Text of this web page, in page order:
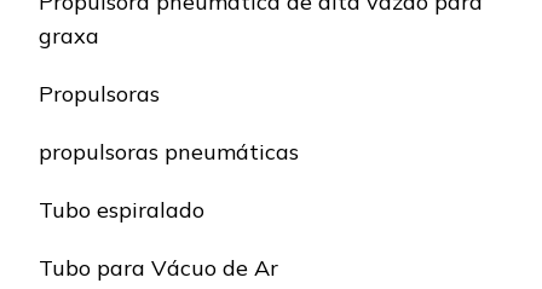
graxa
Propulsoras
propulsoras pneumáticas
Tubo espiralado
Tubo para Vácuo de Ar